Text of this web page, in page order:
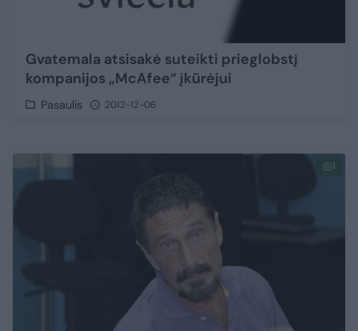
Gvatemala atsisakė suteikti prieglobstį
kompanijos „McAfee“ įkūrėjui
Pasaulis 2012-12-06
1